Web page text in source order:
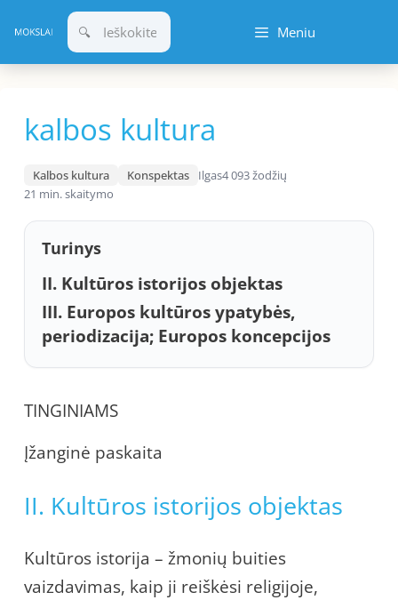
prie
turinio
Meniu
kalbos kultura
Kalbos kultura Konspektas Ilgas4 093 žodžių
21 min. skaitymo
Turinys
II. Kultūros istorijos objektas
III. Europos kultūros ypatybės,
periodizacija; Europos koncepcijos
TINGINIAMS
Įžanginė paskaita
II. Kultūros istorijos objektas
Kultūros istorija – žmonių buities
vaizdavimas, kaip ji reiškėsi religijoje,